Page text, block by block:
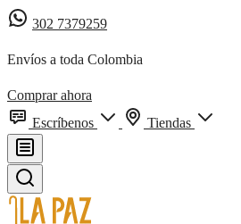
302 7379259
Envíos a toda Colombia
Comprar ahora
Escríbenos
Tiendas